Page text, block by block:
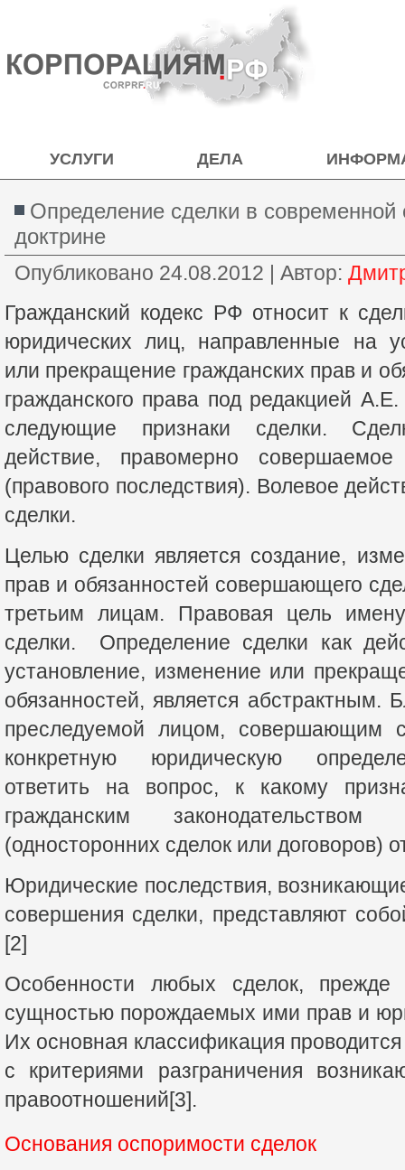
УСЛУГИ ДЕЛА
Определение сделки в современной
доктрине
Опубликовано 24.08.2012 | Автор:
Гражданский кодекс РФ относит к
юридических лиц, направленные на
или прекращение гражданских прав и
гражданского права под редакцией
следующие признаки сделки.
действие, правомерно
(правового последствия). Волевое
сделки.
Целью сделки является создание,
прав и обязанностей совершающего
третьим лицам. Правовая цель
сделки. Определение сделки как
установление, изменение или
обязанностей, является абстрактным.
преследуемой лицом, совершающим
конкретную юридическую
ответить на вопрос, к какому
гражданским законодательством
(односторонних сделок или договоров)
Юридические последствия,
совершения сделки, представляют
[2]
Особенности любых сделок, прежде
сущностью порождаемых ими прав и
Их основная классификация
с критериями разграничения
правоотношений[3].
Основания оспоримости сделок